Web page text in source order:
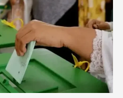
تین
یونین
کونسلوں
میں
پولنگ
کا